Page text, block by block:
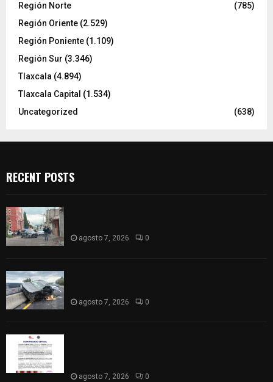
Región Norte
(785)
Región Oriente (2.529)
Región Poniente (1.109)
Región Sur (3.346)
Tlaxcala (4.894)
Tlaxcala Capital (1.534)
Uncategorized
(638)
RECENT POSTS
agosto 7, 2026 0
agosto 7, 2026 0
agosto 7, 2026 0